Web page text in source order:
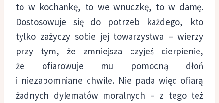
to w kochankę, to we wnuczkę, to w damę.
Dostosowuje się do potrzeb każdego, kto
tylko zażyczy sobie jej towarzystwa – wierzy
przy tym, że zmniejsza czyjeś cierpienie,
że ofiarowuje mu pomocną dłoń
i niezapomniane chwile. Nie pada więc ofiarą
żadnych dylematów moralnych – z tego też